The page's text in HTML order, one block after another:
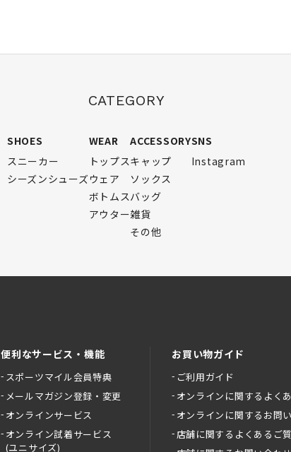
CATEGORY
SHOES
スニーカー
シーズンシューズ
WEAR
トップス
ウェア
ボトムス
アウター
ACCESSORY
キャップ
ソックス
バッグ
雑貨
その他
SNS
Instagram
便利なサービス・機能
スポーツマイル会員特典
メールマガジン登録・変更
オンラインサービス
オンライン試着サービス
(ユニサイズ)
お買い物ガイド
ご利用ガイド
オンラインに関するよく
オンラインに関するお問
店舗に関するよくあるご